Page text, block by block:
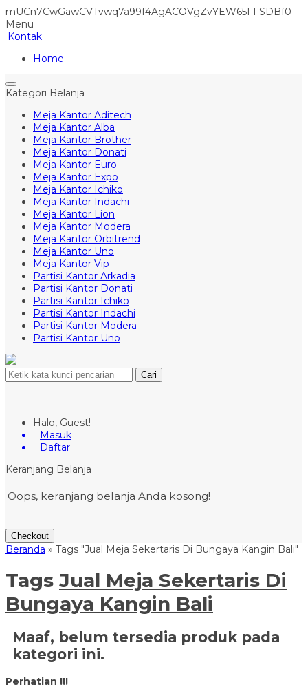
mUCn7CwGawCVTvwq7a99f4AgACOVgZvYEW65FFSDBf0
Menu
Kontak
Home
Kategori Belanja
Meja Kantor Aditech
Meja Kantor Alba
Meja Kantor Brother
Meja Kantor Donati
Meja Kantor Euro
Meja Kantor Expo
Meja Kantor Ichiko
Meja Kantor Indachi
Meja Kantor Lion
Meja Kantor Modera
Meja Kantor Orbitrend
Meja Kantor Uno
Meja Kantor Vip
Partisi Kantor Arkadia
Partisi Kantor Donati
Partisi Kantor Ichiko
Partisi Kantor Indachi
Partisi Kantor Modera
Partisi Kantor Uno
Cari
Halo, Guest!
Masuk
Daftar
Keranjang Belanja
Oops, keranjang belanja Anda kosong!
Checkout
Beranda » Tags "Jual Meja Sekertaris Di Bungaya Kangin Bali"
Tags Jual Meja Sekertaris Di
Bungaya Kangin Bali
Maaf, belum tersedia produk pada
kategori ini.
Perhatian !!!